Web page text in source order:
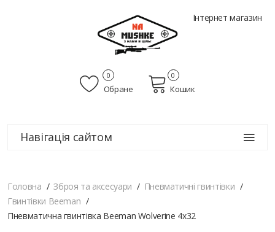
Інтернет магазин
Обране
0
Кошик
0
Навігація сайтом
Головна Зброя та аксесуари
Пневматичні гвинтівки
Гвинтівки Beeman
Пневматична гвинтівка Beeman Wolverine 4x32